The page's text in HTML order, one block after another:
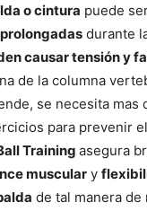
o cintura puede
durante
causar tensión y
de la columna
se necesita mas
para prevenir
Training asegura
muscular y
de tal manera